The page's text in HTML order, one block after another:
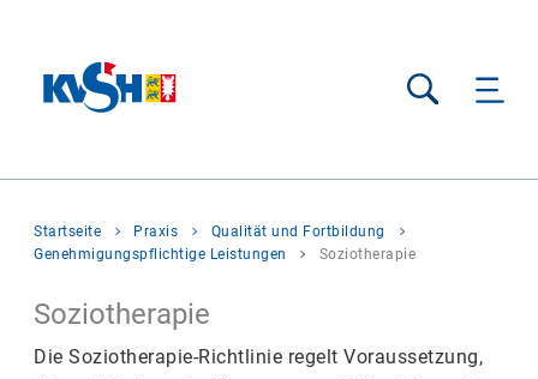
Suche
Sie
befinden
Startseite Praxis
Qualität und Fortbildung
Genehmigungspflichtige Leistungen
Soziotherapie
Soziotherapie
Die Soziotherapie-Richtlinie regelt Voraussetzung,